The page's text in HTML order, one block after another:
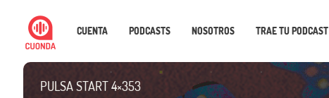
CUENTA PODCASTS NOSOTROS TRAE TU PODCAST
PULSA START 4×353